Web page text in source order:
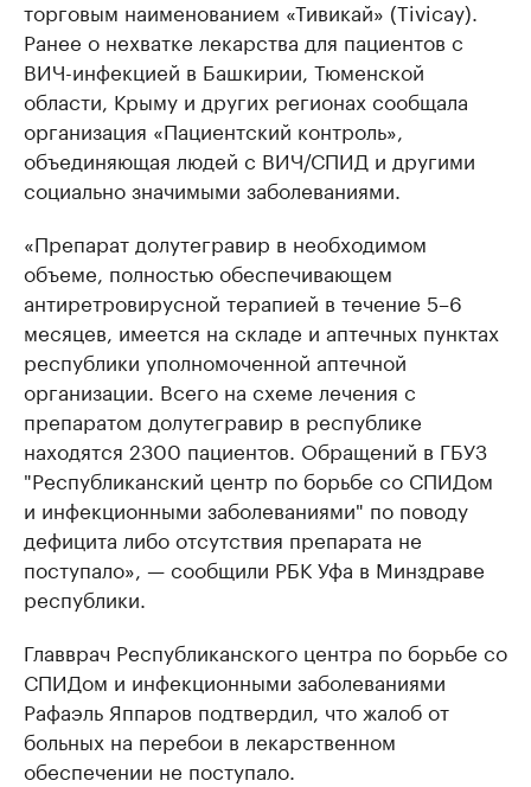
торговым наименованием «Тивикай» (Tivicay).
Ранее о нехватке лекарства для пациентов с
ВИЧ-инфекцией в Башкирии, Тюменской
области, Крыму и других регионах сообщала
организация «Пациентский контроль»,
объединяющая людей с ВИЧ/СПИД и другими
социально значимыми заболеваниями.
«Препарат долутегравир в необходимом
объеме, полностью обеспечивающем
антиретровирусной терапией в течение 5–6
месяцев, имеется на складе и аптечных пунктах
республики уполномоченной аптечной
организации. Всего на схеме лечения с
препаратом долутегравир в республике
находятся 2300 пациентов. Обращений в ГБУЗ
"Республиканский центр по борьбе со СПИДом
и инфекционными заболеваниями" по поводу
дефицита либо отсутствия препарата не
поступало», — сообщили РБК Уфа в Минздраве
республики.
Главврач Республиканского центра по борьбе со
СПИДом и инфекционными заболеваниями
Рафаэль Яппаров подтвердил, что жалоб от
больных на перебои в лекарственном
обеспечении не поступало.